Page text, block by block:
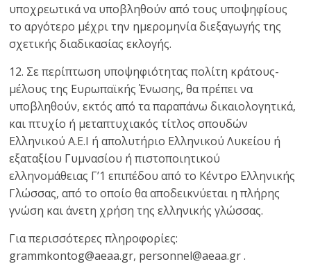
υποχρεωτικά να υποβληθούν από τους υποψηφίους
το αργότερο μέχρι την ημερομηνία διεξαγωγής της
σχετικής διαδικασίας εκλογής.
12. Σε περίπτωση υποψηφιότητας πολίτη κράτους-
μέλους της Ευρωπαϊκής Ένωσης, θα πρέπει να
υποβληθούν, εκτός από τα παραπάνω δικαιολογητικά,
και πτυχίο ή μεταπτυχιακός τίτλος σπουδών
Ελληνικού Α.Ε.Ι ή απολυτήριο Ελληνικού Λυκείου ή
εξαταξίου Γυμνασίου ή πιστοποιητικού
ελληνομάθειας Γ’1 επιπέδου από το Κέντρο Ελληνικής
Γλώσσας, από το οποίο θα αποδεικνύεται η πλήρης
γνώση και άνετη χρήση της ελληνικής γλώσσας.
Για περισσότερες πληροφορίες:
grammkontog@aeaa.gr, personnel@aeaa.gr .